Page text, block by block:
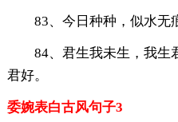
83、今日种种，似水无痕
84、君生我未生，我生
君好。
委婉表白古风句子3